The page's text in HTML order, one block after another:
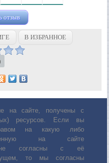
отзыв
В ИЗБРАННОЕ
на сайте, получены с
ресурсов. Если вы
на какую либо
на сайте
с её
то мы согласны